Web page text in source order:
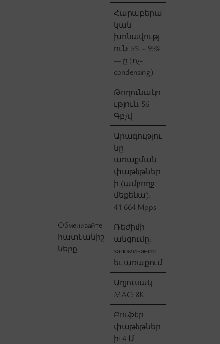
Հարաբերա
կան
խոնավությ
ուն: 5% ~ 95%
— ը (ոչ-
condensing)
Обменивайте
հատկանիշ
ները
Թողունակո
ւթյուն: 56
Գբ/վ
Արագությու
նը
առաքման
փաթեթներ
ի (ամբողջ
մեքենա):
41,664 Mpps
Ռեժիմի
անցումը:
запоминание
եւ առաքում
Աղյուսակ
MAC: 8K
Բուֆեր
փաթեթներ
ի: 4 Մ